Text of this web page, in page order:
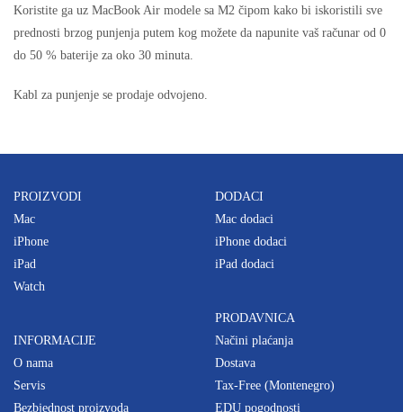
Koristite ga uz MacBook Air modele sa M2 čipom kako bi iskoristili sve
prednosti brzog punjenja putem kog možete da napunite vaš računar od 0
do 50 % baterije za oko 30 minuta.
Kabl za punjenje se prodaje odvojeno.
PROIZVODI
Mac
iPhone
iPad
Watch
INFORMACIJE
O nama
Servis
Bezbjednost proizvoda
DODACI
Mac dodaci
iPhone dodaci
iPad dodaci
PRODAVNICA
Načini plaćanja
Dostava
Tax-Free (Montenegro)
EDU pogodnosti